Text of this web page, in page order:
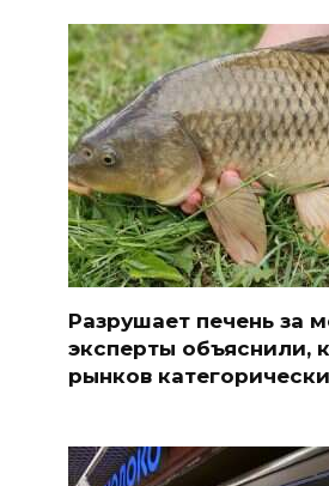
Разрушает печень за
эксперты объяснили,
рынков